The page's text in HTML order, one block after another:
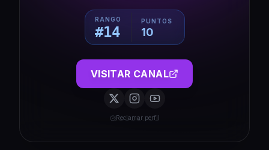
RANGO
#14
PUNTOS
10
VISITAR CANAL
Reclamar perfil